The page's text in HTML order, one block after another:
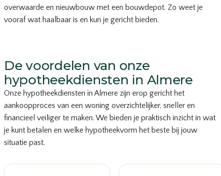
overwaarde en nieuwbouw met een bouwdepot. Zo weet je
vooraf wat haalbaar is en kun je gericht bieden.
De voordelen van onze
hypotheekdiensten in Almere
Onze hypotheekdiensten in Almere zijn erop gericht het
aankoopproces van een woning overzichtelijker, sneller en
financieel veiliger te maken. We bieden je praktisch inzicht in wat
je kunt betalen en welke hypotheekvorm het beste bij jouw
situatie past.